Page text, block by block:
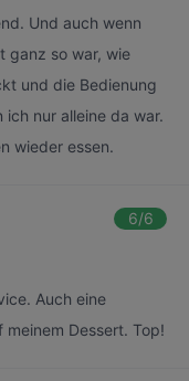
Und auch wenn
ganz so war, wie
und die Bedienung
nur alleine da war.
wieder essen.
6/6
Auch eine
Dessert. Top!